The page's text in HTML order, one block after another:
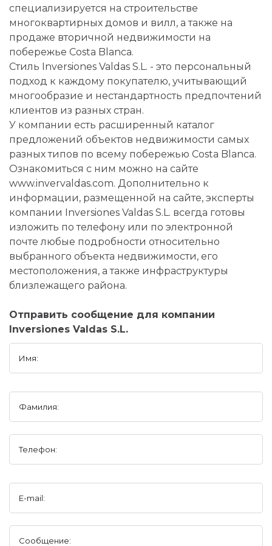
специализируется на строительстве
многоквартирных домов и вилл, а также на
продаже вторичной недвижимости на
побережье Costa Blanca.
Стиль Inversiones Valdas S.L. - это персональный
подход к каждому покупателю, учитывающий
многообразие и нестандартность предпочтений
клиентов из разных стран.
У компании есть расширенный каталог
предложений объектов недвижимости самых
разных типов по всему побережью Costa Blanca.
Ознакомиться с ним можно на сайте
www.invervaldas.com. Дополнительно к
информации, размещенной на сайте, эксперты
компании Inversiones Valdas S.L. всегда готовы
изложить по телефону или по электронной
почте любые подробности относительно
выбранного объекта недвижимости, его
местоположения, а также инфраструктуры
близлежащего района.
Отправить сообщение для компании
Inversiones Valdas S.L.
Имя:
Фамилия:
Телефон:
E-mail:
Сообщение: